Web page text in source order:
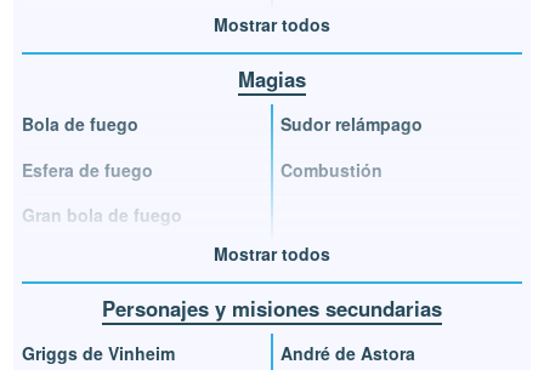
Mostrar todos
Magias
Bola de fuego
Esfera de fuego
Gran bola de fuego
Sudor relámpago
Combustión
Mostrar todos
Personajes y misiones secundarias
Griggs de Vinheim
André de Astora